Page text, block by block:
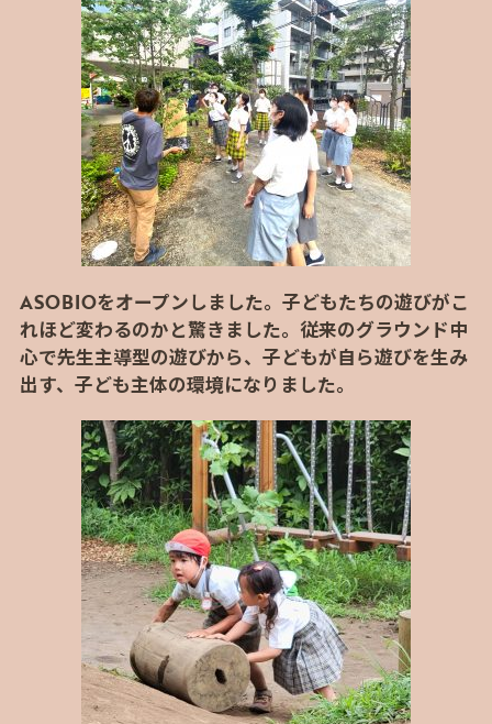
ASOBIOをオープンしました。子どもたちの遊びがこ
れほど変わるのかと驚きました。従来のグラウンド中
心で先生主導型の遊びから、子どもが自ら遊びを生み
出す、子ども主体の環境になりました。